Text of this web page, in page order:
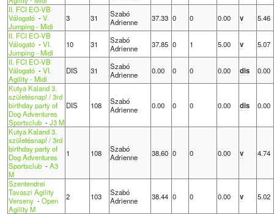
II. FCI EO-VB
Válogató-V.
Jumping - Midi
3 31
Szabó
Adrienne
37.33 0 0 0.00 v
5.46
II. FCI EO-VB
Válogató-VI.
Jumping - Midi
10 31
Szabó
Adrienne
37.85 0 1 5.00 v
5.07
II. FCI EO-VB
Válogató-VI.
Agility - Midi
DIS 31
Szabó
Adrienne
0.00 0 0 0.00 dis
0.00
Kutya Kaland 3.
születésnap! / 3rd
birthday party of
Dog Adventures
Sportsclub-J3 M
DIS 108
Szabó
Adrienne
0.00 0 0 0.00 dis 0.00
Kutya Kaland 3.
születésnap! / 3rd
birthday party of
Dog Adventures
Sportsclub-A3
M
1 108
Szabó
Adrienne
38.60 0 0 0.00 v 4.74
Szentendrei
Tavaszi Agility
Verseny-Open
Agility M
2 103
Szabó
Adrienne
38.44 0 0 0.00 v 5.02